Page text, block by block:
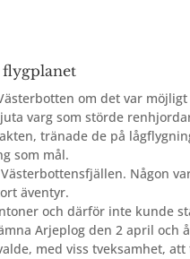
om det var
varg som störde
tränade de på
som mål.
Någon
äventyr.
och därför inte kunde
Arjeplog den 2 april
med viss tveksamhet,